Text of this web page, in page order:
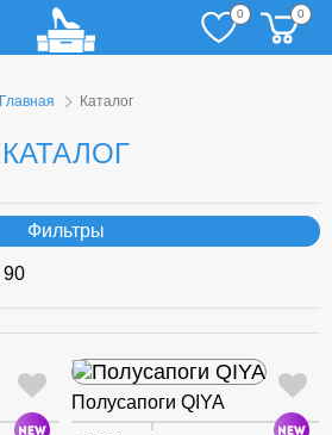
0 0
Главная Каталог
КАТАЛОГ
Фильтры
90
Полусапоги QIYA